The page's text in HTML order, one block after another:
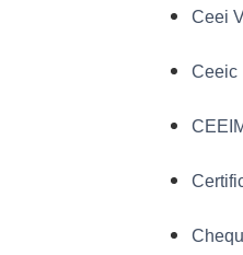
Ceei
Ceeic